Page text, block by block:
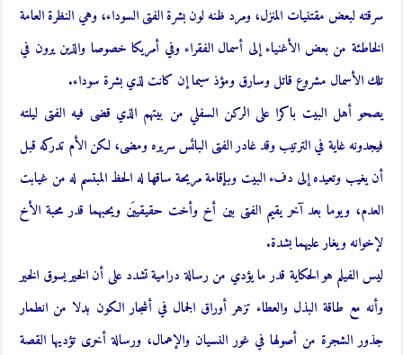
سرقته لبعض مقتنيات المنزل، ومرد ظنه لون بشرة الفتى السوداء، وهي النظرة العامة
الخاطئة من بعض الأغنياء إلى أسمال الفقراء وفي أمريكا خصوصا والذين يرون في
تلك الأسمال مشروع قاتل وسارق ومؤذ سيما إن كانت لذي بشرة سوداء.
يصحو أهل البيت باكرا على الركن السفلي من بيتهم الذي قضى فيه الفتى ليلته
فيجدونه غاية في الترتيب وقد غادر الفتى البائس سريره ومضى، لكن الأم تدركه قبل
أن يغيب وتعيده إلى دفء البيت وبإقامة مريحة ساقها له الحظ المبتسم له من غيابت
العدم، ويوما بعد آخر يقيم الفتى بين أخ وأخت حقيقييَن ويحبهما قدر محبة الأخ
لإخوانه ويغار عليهما بشدة.
ليس الفيلم هو الحكاية قدر ما يؤدي من رسالة درامية تشدد على أن الخير يسوق الخير
وأنه مع طاقة البذل والعطاء تزهر أوراق الجمال في أشجار الكون بدلا من انطمار
جذور الشجرة من أصولها في غور النسيان والإهمال، ورسالة أخرى تؤديها القصة